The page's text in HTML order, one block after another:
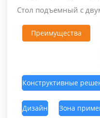
Стол подъемный с
Преимущества
Конструктивные
Дизайн Зона